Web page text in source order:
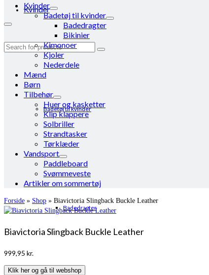
Kvinder
Badetøj til kvinder
Badedragter
Search
Kvinder
Badetøj til kvinder
Badedragter
Bikinier
Kimonoer
Kjoler
Nederdele
Mænd
Børn
Tilbehør
Huer og kasketter
Klip klappere
Solbriller
Strandtasker
Tørklæder
Vandsport
Paddleboard
Svømmeveste
Artikler om sommertøj
Forside » Shop » Biavictoria Slingback Buckle Leather
Biavictoria Slingback Buckle Leather
999,95 kr.
Klik her og gå til webshop